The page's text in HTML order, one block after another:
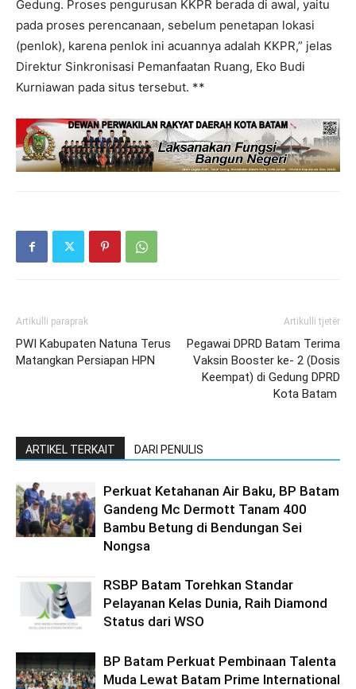
Gedung. Proses pengurusan KKPR berada di awal, yaitu
pada proses perencanaan, sebelum penetapan lokasi
(penlok), karena penlok ini acuannya adalah KKPR,” jelas
Direktur Sinkronisasi Pemanfaatan Ruang, Eko Budi
Kurniawan pada situs tersebut. **
Artikulli paraprak
PWI Kabupaten Natuna Terus
Matangkan Persiapan HPN
Artikulli tjetër
Pegawai DPRD Batam Terima
Vaksin Booster ke- 2 (Dosis
Keempat) di Gedung DPRD
Kota Batam
ARTIKEL TERKAIT DARI PENULIS
Perkuat Ketahanan Air Baku, BP Batam
Gandeng Mc Dermott Tanam 400
Bambu Betung di Bendungan Sei
Nongsa
RSBP Batam Torehkan Standar
Pelayanan Kelas Dunia, Raih Diamond
Status dari WSO
BP Batam Perkuat Pembinaan Talenta
Muda Lewat Batam Prime International